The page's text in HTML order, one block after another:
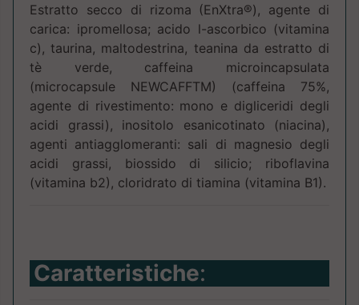
Estratto secco di rizoma (EnXtra®), agente di
carica: ipromellosa; acido l-ascorbico (vitamina
c), taurina, maltodestrina, teanina da estratto di
tè verde, caffeina microincapsulata
(microcapsule NEWCAFFTM) (caffeina 75%,
agente di rivestimento: mono e digliceridi degli
acidi grassi), inositolo esanicotinato (niaci­na),
agenti antiagglomeranti: sali di magnesio degli
acidi grassi, biossido di silicio; ribofla­vina
(vitamina b2), cloridrato di tiamina (vitamina B1).
Caratteristiche: